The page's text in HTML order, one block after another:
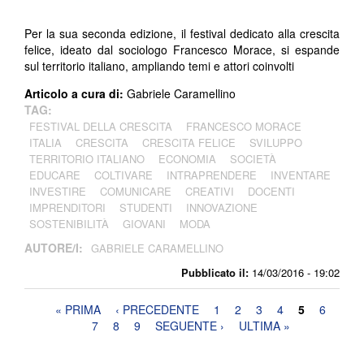
Pubblicato il: 14/03/2016 - 19:02
Per la sua seconda edizione, il festival dedicato alla crescita
felice, ideato dal sociologo Francesco Morace, si espande
sul territorio italiano, ampliando temi e attori coinvolti
Articolo a cura di: Gabriele Caramellino
TAG:
FESTIVAL DELLA CRESCITA
FRANCESCO MORACE
ITALIA
CRESCITA CRESCITA FELICE
SVILUPPO
TERRITORIO ITALIANO
ECONOMIA
SOCIETÀ
EDUCARE
COLTIVARE INTRAPRENDERE
INVENTARE
INVESTIRE
COMUNICARE CREATIVI
DOCENTI
IMPRENDITORI
STUDENTI
INNOVAZIONE
SOSTENIBILITÀ
GIOVANI MODA
AUTORE/I: GABRIELE CARAMELLINO
Pagine« PRIMA ‹ PRECEDENTE 1 2 3 4 5
6
7
8 9 SEGUENTE › ULTIMA »